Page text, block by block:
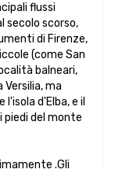
flussi
secolo scorso,
di Firenze,
(come San
balneari,
ma
d'Elba, e il
del monte
.Gli